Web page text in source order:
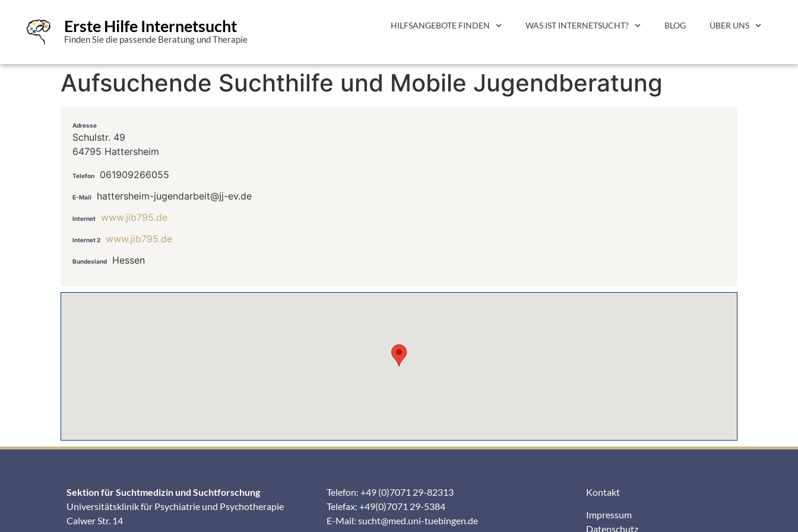
Erste Hilfe Internetsucht
Finden Sie die passende Beratung und Therapie
HILFSANGEBOTE FINDEN WAS IST INTERNETSUCHT? BLOG ÜBER UNS
Aufsuchende Suchthilfe und Mobile Jugendberatung
Adresse
Schulstr. 49
64795 Hattersheim
Telefon 061909266055
E-Mail hattersheim-jugendarbeit@jj-ev.de
Internet www.jib795.de
Internet 2 www.jib795.de
Bundesland Hessen
Sektion für Suchtmedizin und Suchtforschung
Universitätsklinik für Psychiatrie und Psychotherapie
Calwer Str. 14
Telefon: +49 (0)7071 29-82313
Telefax: +49(0)7071 29-5384
E-Mail: sucht@med.uni-tuebingen.de
Kontakt
Impressum
Datenschutz